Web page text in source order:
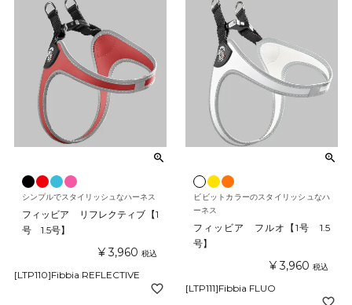
シンプルでスタイリッシュなハーネス
フィッビア リフレクティブ【1
号 1.5号】
¥ 3,960 税込
[LTP110]Fibbia REFLECTIVE
ビビットカラーのスタイリッシュなハ
ーネス
フィッビア フルオ【1号 1.5
号】
¥ 3,960 税込
[LTP111]Fibbia FLUO